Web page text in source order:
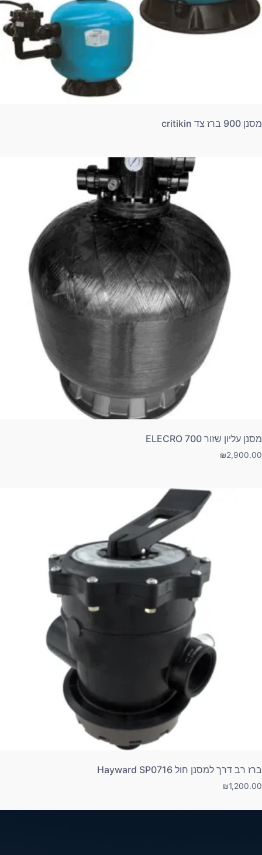
מסנן 900 ברז צד critikin
מסנן עליון שזור 700 ELECRO
₪2,900.00
ברז רב דרך למסנן חול Hayward SP0716
₪1,200.00